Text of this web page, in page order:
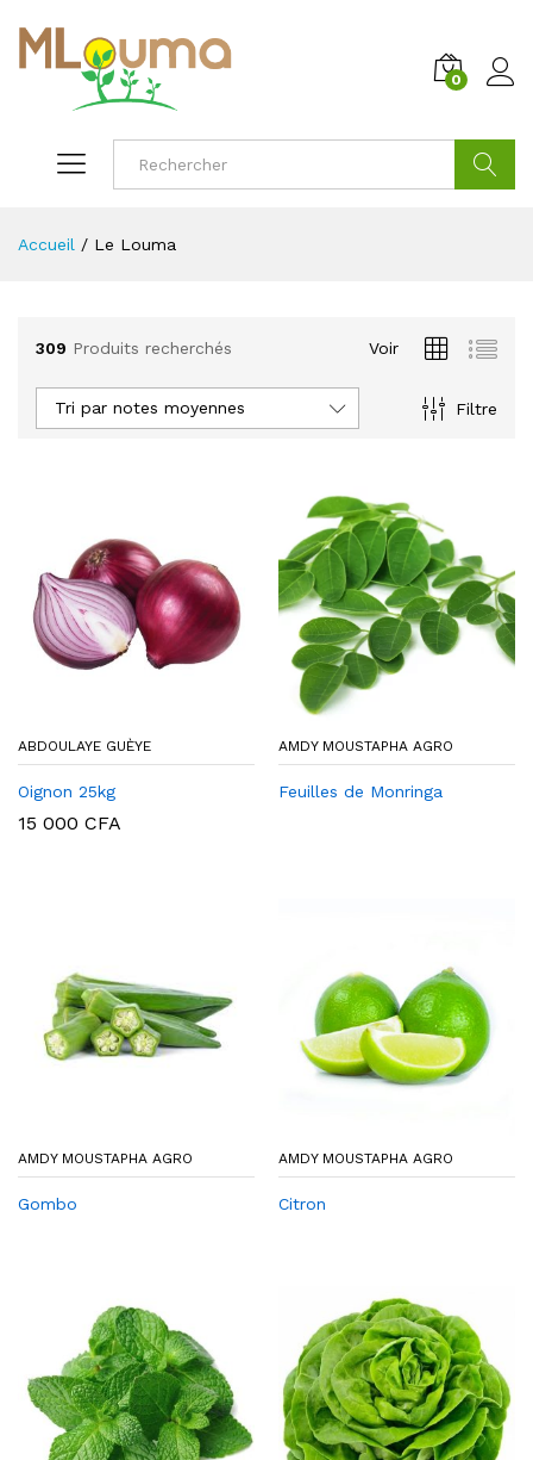
0
Accueil / Le Louma
309 Produits recherchés Voir
Filtre
Tri par notes moyennes
ABDOULAYE GUÈYE
Oignon 25kg
15 000 CFA
AMDY MOUSTAPHA AGRO
Feuilles de Monringa
AMDY MOUSTAPHA AGRO
Gombo
AMDY MOUSTAPHA AGRO
Citron